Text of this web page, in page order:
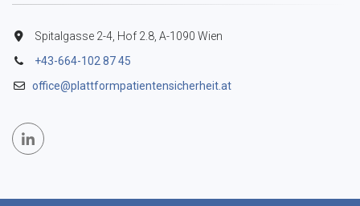
Spitalgasse 2-4, Hof 2.8, A-1090 Wien
+43-664-102 87 45
office@plattformpatientensicherheit.at